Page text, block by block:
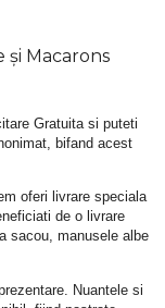
Macarons
Gratuita si puteti
bifand acest
oferi livrare speciala
de o livrare
sacou, manusele albe
Nuantele si